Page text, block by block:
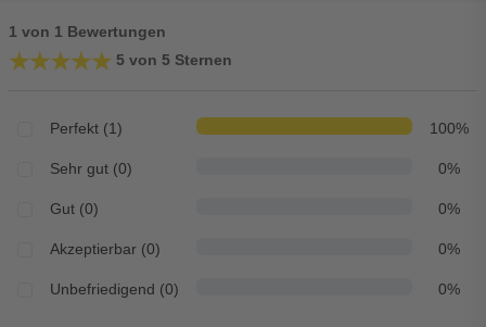
1 von 1 Bewertungen
★★★★★
★★★★★ 5 von 5 Sternen
Perfekt (1) 100%
Sehr gut (0) 0%
Gut (0) 0%
Akzeptierbar (0) 0%
Unbefriedigend (0) 0%